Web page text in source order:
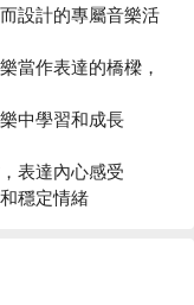
設計的專屬音樂活
當作表達的橋樑，
中學習和成長
表達內心感受
穩定情緒